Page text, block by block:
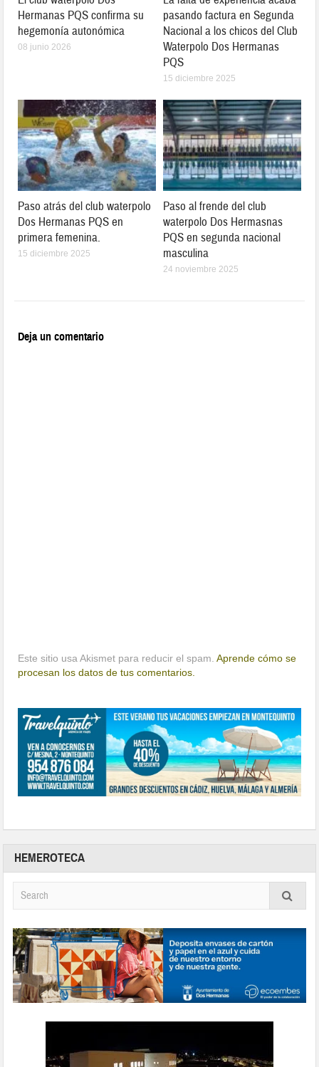
Hermanas PQS confirma su
hegemonía autonómica
08 junio 2026
pasando factura en Segunda
Nacional a los chicos del Club
Waterpolo Dos Hermanas
PQS
15 diciembre 2025
Paso atrás del club waterpolo
Dos Hermanas PQS en
primera femenina.
15 diciembre 2025
Paso al frende del club
waterpolo Dos Hermasnas
PQS en segunda nacional
masculina
24 noviembre 2025
Deja un comentario
Este sitio usa Akismet para reducir el spam.Aprende cómo se
procesan los datos de tus comentarios.
HEMEROTECA